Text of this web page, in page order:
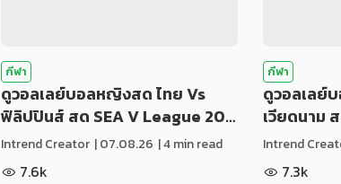
กีฬา
ดูวอลเลย์บอลหญิงสด ไทย Vs
ฟิลิปปินส์ สด SEA V League 20…
Intrend Creator |07.08.26 | 4 min read
7.6k
กีฬา
ดูวอลเลย์
เวียดนาม
Intrend
7.3k